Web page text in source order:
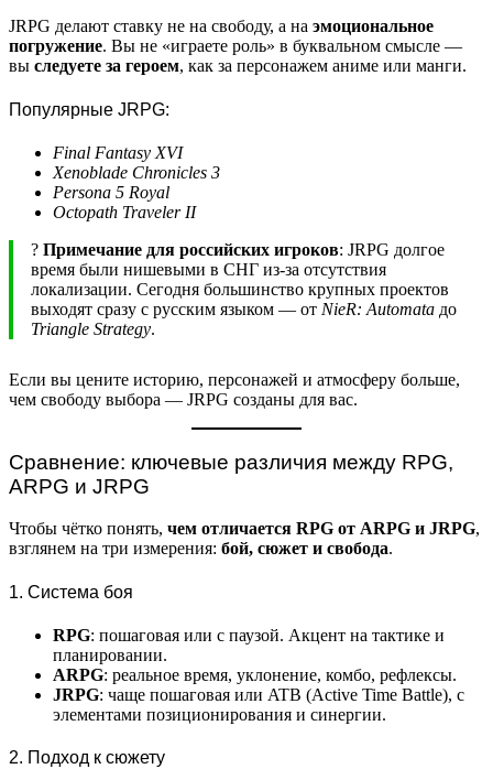
JRPG делают ставку не на свободу, а на эмоциональное
погружение. Вы не «играете роль» в буквальном смысле —
вы следуете за героем, как за персонажем аниме или манги.
Популярные JRPG:
Final Fantasy XVI
Xenoblade Chronicles 3
Persona 5 Royal
Octopath Traveler II
? Примечание для российских игроков: JRPG долгое
время были нишевыми в СНГ из-за отсутствия
локализации. Сегодня большинство крупных проектов
выходят сразу с русским языком — от NieR: Automata до
Triangle Strategy.
Если вы цените историю, персонажей и атмосферу больше,
чем свободу выбора — JRPG созданы для вас.
Сравнение: ключевые различия между RPG,
ARPG и JRPG
Чтобы чётко понять, чем отличается RPG от ARPG и JRPG,
взглянем на три измерения: бой, сюжет и свобода.
1. Система боя
RPG: пошаговая или с паузой. Акцент на тактике и
планировании.
ARPG: реальное время, уклонение, комбо, рефлексы.
JRPG: чаще пошаговая или ATB (Active Time Battle), с
элементами позиционирования и синергии.
2. Подход к сюжету